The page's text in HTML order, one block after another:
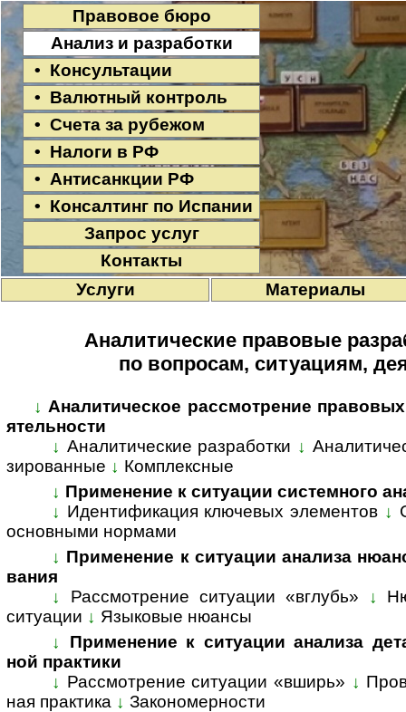
Правовое бюро
Анализ и разработки
• Консультации
• Валютный контроль
• Счета за рубежом
• Налоги в РФ
• Антисанкции РФ
• Консалтинг по Испании
Запрос услуг
Контакты
Услуги
Материалы
Аналитические правовые
по вопросам, ситуациям,
↓ Аналитическое рассмотрение
я­тель­ности
↓ Аналитические разработки ↓
зи­ро­ван­ные ↓ Комп­лекс­ные
↓ Применение к ситуации системного
↓ Идентификация ключевых элементов ↓
ос­нов­ны­ми нор­мами
↓ Применение к ситуации анализа
ва­ния
↓
Рассмотрение ситуации «вглубь» ↓
ситуации ↓ Языковые нюансы
↓
Применение к ситуации анализа
ной прак­тики
↓ Рассмотрение ситуации «вширь» ↓
ная прак­ти­ка ↓ За­ко­но­мер­нос­ти